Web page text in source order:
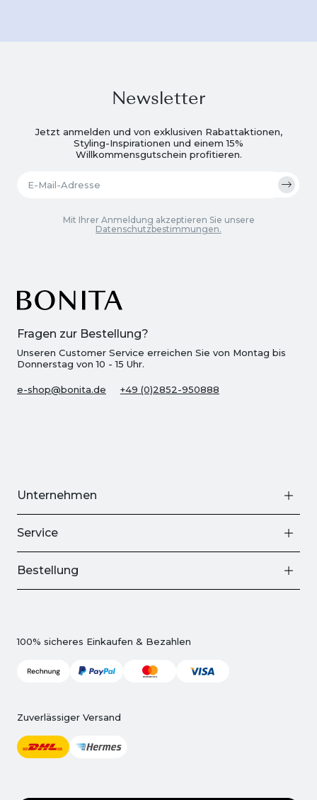
Fragen zur Bestellung?
Unseren Customer Service erreichen Sie von Montag bis
Donnerstag von 10 - 15 Uhr.
e-shop@bonita.de +49 (0)2852-950888
Newsletter
Jetzt anmelden und von exklusiven Rabattaktionen,
Styling-Inspirationen und einem 15%
Willkommensgutschein profitieren.
Mit Ihrer Anmeldung akzeptieren Sie unsere
Datenschutzbestimmungen.
Unternehmen
Service
Bestellung
100% sicheres Einkaufen & Bezahlen
Zuverlässiger Versand